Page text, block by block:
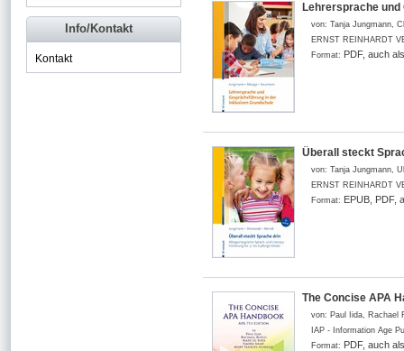
Lehrersprache
von: Tanja Jungmann,
ERNST REINHARDT
Format: PDF, auch
Überall steckt
von: Tanja Jungmann,
ERNST REINHARDT
Format: EPUB, PDF,
The Concise APA
von: Paul Iida, Rachael
IAP - Information Age
Format: PDF, auch
Info/Kontakt
Kontakt